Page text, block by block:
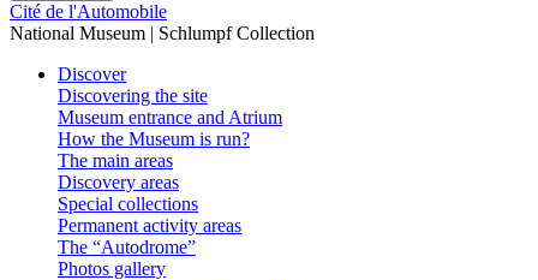
Cité de l'Automobile
National Museum | Schlumpf Collection
Discover
Discovering the site
Museum entrance and Atrium
How the Museum is run?
The main areas
Discovery areas
Special collections
Permanent activity areas
The “Autodrome”
Photos gallery